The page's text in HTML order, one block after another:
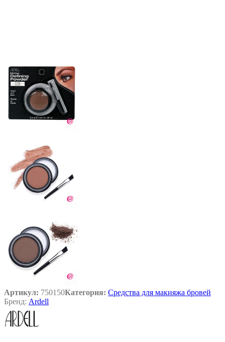
Артикул: 750150Категория: Средства для макияжа бровей
Бренд: Ardell